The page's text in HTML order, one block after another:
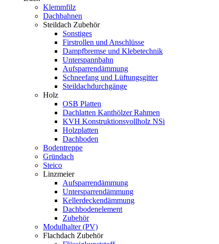
Klemmfilz
Dachbahnen
Steildach Zubehör
Sonstiges
Firstrollen und Anschlüsse
Dampfbremse und Klebetechnik
Unterspannbahn
Aufsparrendämmung
Schneefang und Lüftungsgitter
Steildachdurchgänge
Holz
OSB Platten
Dachlatten Kanthölzer Rahmen
KVH Konstruktionsvollholz NSi
Holzplatten
Dachboden
Bodentreppe
Gründach
Steico
Linzmeier
Aufsparrendämmung
Untersparrendämmung
Kellerdeckendämmung
Dachbodenelement
Zubehör
Modulhalter (PV)
Flachdach Zubehör